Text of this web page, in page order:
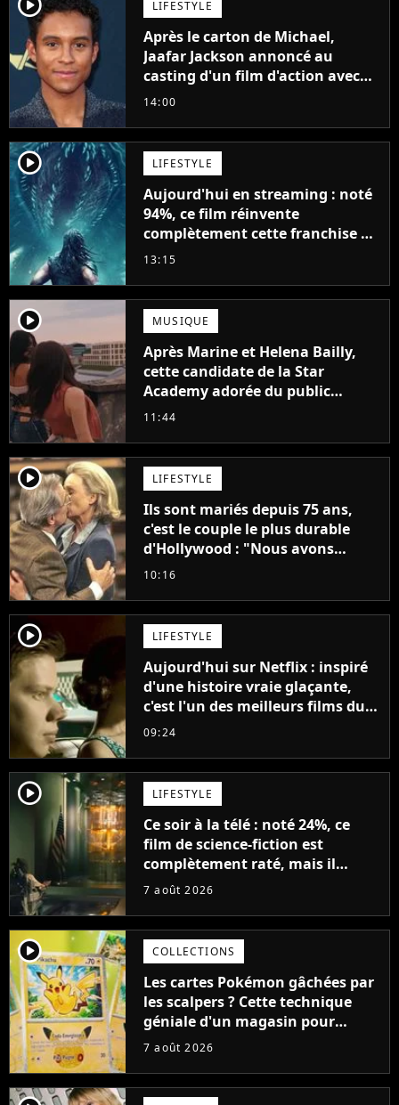
LIFESTYLE
Après le carton de Michael,
Jaafar Jackson annoncé au
casting d'un film d'action avec
Will Smith
14:00
player2 LIFESTYLE
Aujourd'hui en streaming : noté
94%, ce film réinvente
complètement cette franchise de
science-fiction vieille de 40 ans
13:15
player2 MUSIQUE
Après Marine et Helena Bailly,
cette candidate de la Star
Academy adorée du public
annonce son premier album,
11:44
player2 LIFESTYLE
Ils sont mariés depuis 75 ans,
c'est le couple le plus durable
d'Hollywood : "Nous avons
avancé jour après jour, et les
décennies"
10:16
player2 LIFESTYLE
Aujourd'hui sur Netflix : inspiré
d'une histoire vraie glaçante,
c'est l'un des meilleurs films du
21ème siècle
09:24
player2 LIFESTYLE
Ce soir à la télé : noté 24%, ce
film de science-fiction est
complètement raté, mais il
aurait pu être encore pire à
7 août 2026
player2 COLLECTIONS
Les cartes Pokémon gâchées par
les scalpers ? Cette technique
géniale d'un magasin pour
ruiner les revendeurs
7 août 2026